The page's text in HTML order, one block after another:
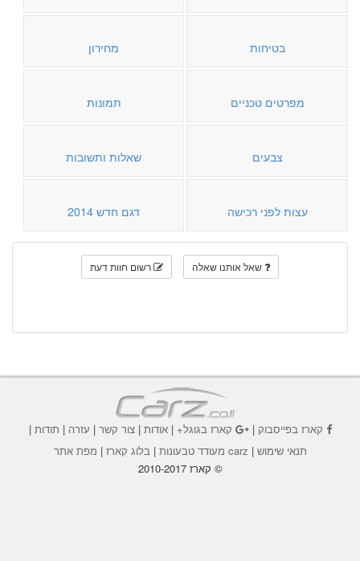
בטיחות מחירון
מפרטים טכניים תמונות
צבעים שאלות ותשובות
עצות לפני רכישה דגם חדש 2014
שאל אותנו שאלה רשום חוות דעת
קארז בפייסבוק| קארז בגוגל+|אודות |צור קשר | עזרה | תודות |
תנאי שימוש | carz מעודד טבעונות | בלוג קארז | מפת אתר
© קארז 2010-2017